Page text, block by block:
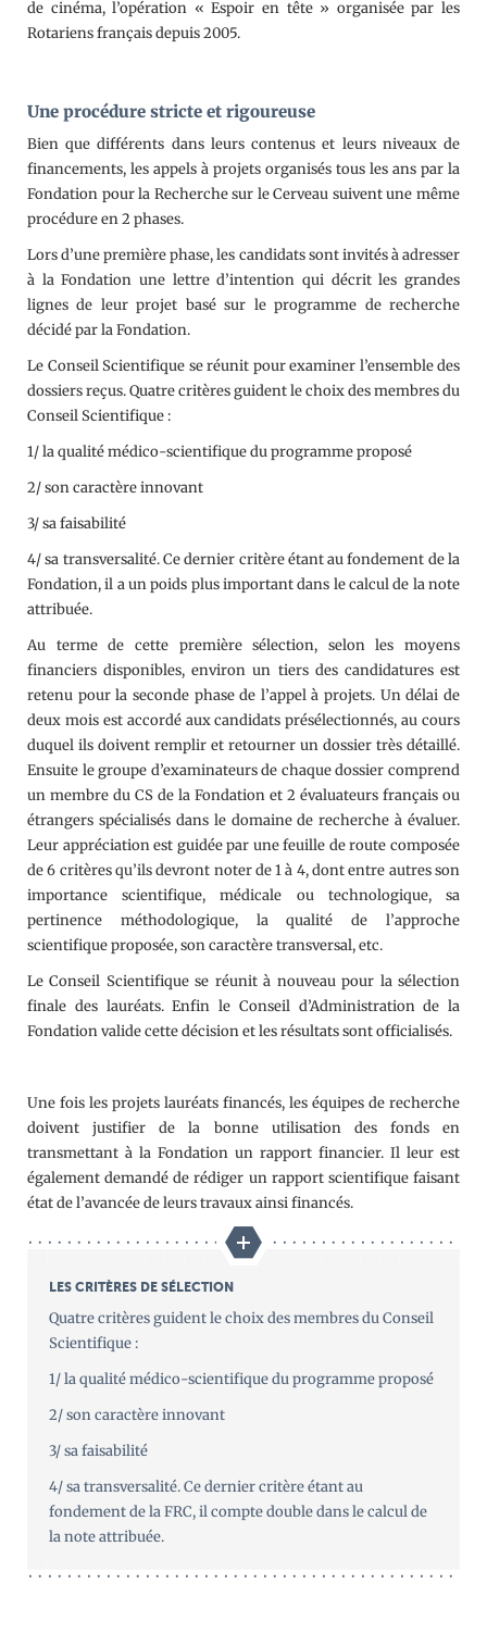
de cinéma, l’opération « Espoir en tête » organisée par les
Rotariens français depuis 2005.
Une procédure stricte et rigoureuse
Bien que différents dans leurs contenus et leurs niveaux de
financements, les appels à projets organisés tous les ans par la
Fondation pour la Recherche sur le Cerveau suivent une même
procédure en 2 phases.
Lors d’une première phase, les candidats sont invités à adresser
à la Fondation une lettre d’intention qui décrit les grandes
lignes de leur projet basé sur le programme de recherche
décidé par la Fondation.
Le Conseil Scientifique se réunit pour examiner l’ensemble des
dossiers reçus. Quatre critères guident le choix des membres du
Conseil Scientifique :
1/ la qualité médico-scientifique du programme proposé
2/ son caractère innovant
3/ sa faisabilité
4/ sa transversalité. Ce dernier critère étant au fondement de la
Fondation, il a un poids plus important dans le calcul de la note
attribuée.
Au terme de cette première sélection, selon les moyens
financiers disponibles, environ un tiers des candidatures est
retenu pour la seconde phase de l’appel à projets. Un délai de
deux mois est accordé aux candidats présélectionnés, au cours
duquel ils doivent remplir et retourner un dossier très détaillé.
Ensuite le groupe d’examinateurs de chaque dossier comprend
un membre du CS de la Fondation et 2 évaluateurs français ou
étrangers spécialisés dans le domaine de recherche à évaluer.
Leur appréciation est guidée par une feuille de route composée
de 6 critères qu’ils devront noter de 1 à 4, dont entre autres son
importance scientifique, médicale ou technologique, sa
pertinence méthodologique, la qualité de l’approche
scientifique proposée, son caractère transversal, etc.
Le Conseil Scientifique se réunit à nouveau pour la sélection
finale des lauréats. Enfin le Conseil d’Administration de la
Fondation valide cette décision et les résultats sont officialisés.
Une fois les projets lauréats financés, les équipes de recherche
doivent justifier de la bonne utilisation des fonds en
transmettant à la Fondation un rapport financier. Il leur est
également demandé de rédiger un rapport scientifique faisant
état de l’avancée de leurs travaux ainsi financés.
LES CRITÈRES DE SÉLECTION
Quatre critères guident le choix des membres du Conseil
Scientifique :
1/ la qualité médico-scientifique du programme proposé
2/ son caractère innovant
3/ sa faisabilité
4/ sa transversalité. Ce dernier critère étant au
fondement de la FRC, il compte double dans le calcul de
la note attribuée.